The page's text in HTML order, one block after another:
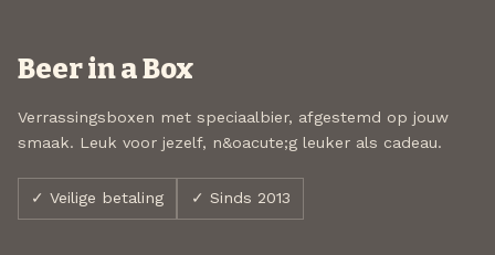
Beer in a Box
Verrassingsboxen met speciaalbier, afgestemd op jouw
smaak. Leuk voor jezelf, n&oacute;g leuker als cadeau.
✓ Veilige betaling ✓ Sinds 2013